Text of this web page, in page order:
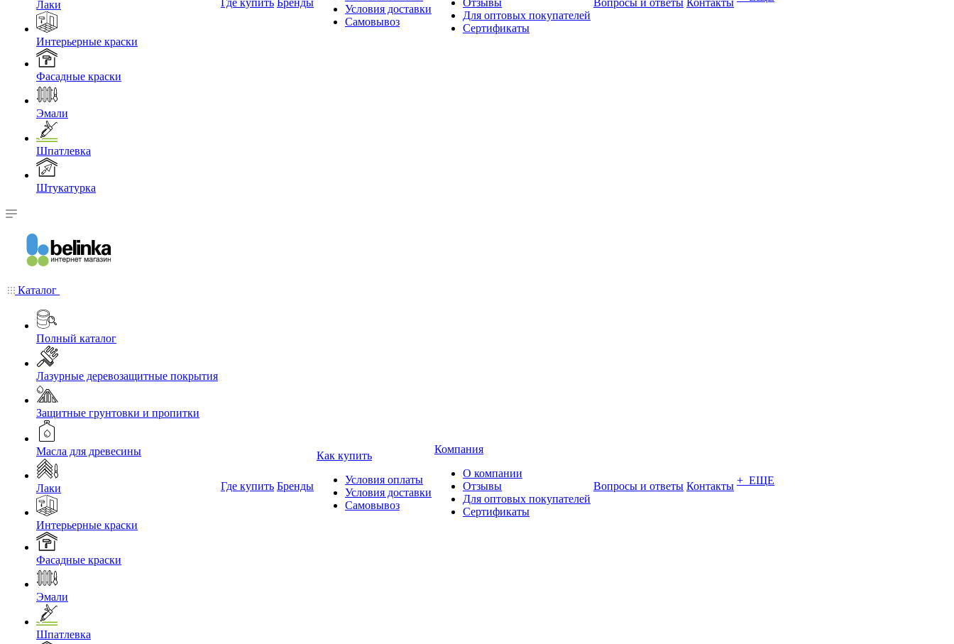
Лаки
Интерьерные краски
Фасадные краски
Эмали
Шпатлевка
Штукатурка
Где купить Бренды
Условия доставки
Самовывоз
Отзывы
Для оптовых покупателей
Сертификаты
Вопросы и ответы Контакты
Каталог
Полный каталог
Лазурные деревозащитные покрытия
Защитные грунтовки и пропитки
Масла для древесины
Лаки
Интерьерные краски
Фасадные краски
Эмали
Шпатлевка
Где купить Бренды
Как купить
Условия оплаты
Условия доставки
Самовывоз
Компания
О компании
Отзывы
Для оптовых покупателей
Сертификаты
Вопросы и ответы Контакты + ЕЩЕ